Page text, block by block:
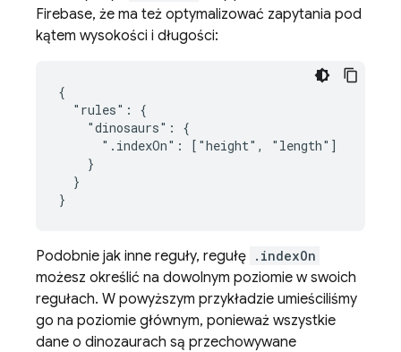
Firebase, że ma też optymalizować zapytania pod
kątem wysokości i długości:
{
  "rules": {
    "dinosaurs": {
      ".indexOn": ["height", "length"]
    }
  }
}
Podobnie jak inne reguły, regułę .indexOn
możesz określić na dowolnym poziomie w swoich
regułach. W powyższym przykładzie umieściliśmy
go na poziomie głównym, ponieważ wszystkie
dane o dinozaurach są przechowywane